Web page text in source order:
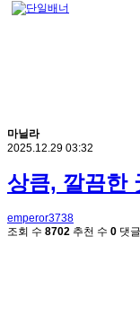
마닐라
2025.12.29 03:32
상큼, 깔끔한
emperor3738
조회 수 8702 추천 수 0 댓글